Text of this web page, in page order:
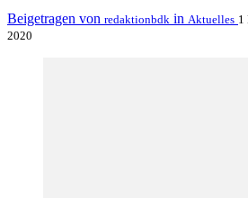
Beigetragen von redaktionbdk in Aktuelles 1
2020